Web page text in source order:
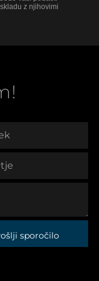
z njihovimi
sporočilo